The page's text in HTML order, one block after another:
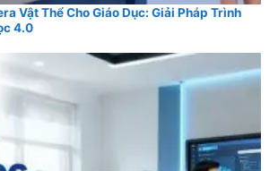
Vật Thể Cho Giáo Dục: Giải Pháp Trình
4.0